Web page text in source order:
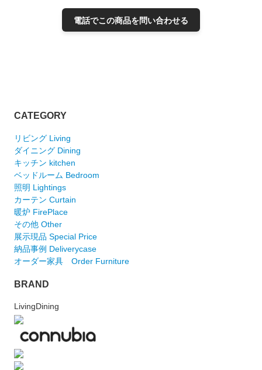
電話でこの商品を問い合わせる
CATEGORY
リビング Living
ダイニング Dining
キッチン kitchen
ベッドルーム Bedroom
照明 Lightings
カーテン Curtain
暖炉 FirePlace
その他 Other
展示現品 Special Price
納品事例 Deliverycase
オーダー家具 Order Furniture
BRAND
LivingDining